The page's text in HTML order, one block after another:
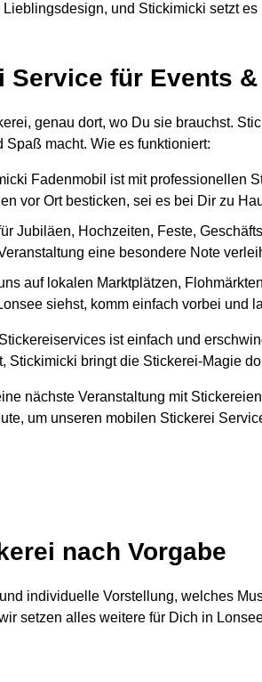
und Stickimicki setzt es
Service für Events &
genau dort, wo Du sie brauchst.
macht. Wie es funktioniert:
Fadenmobil ist mit professionellen
vor Ort besticken, sei es bei Dir zu
Jubiläen, Hochzeiten, Feste,
eine besondere Note
auf lokalen Marktplätzen,
siehst, komm einfach vorbei und
ist einfach und
Stickimicki bringt die Stickerei-Magie
nächste Veranstaltung mit
um unseren mobilen Stickerei
nach Vorgabe
individuelle Vorstellung, welches
setzen alles weitere für Dich in